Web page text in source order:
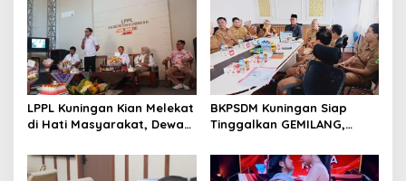
LPPL Kuningan Kian Melekat
di Hati Masyarakat, Dewas
Digital
BKPSDM Kuningan Siap
Tinggalkan GEMILANG,
untuk Perkuat Sistem Merit
ASN